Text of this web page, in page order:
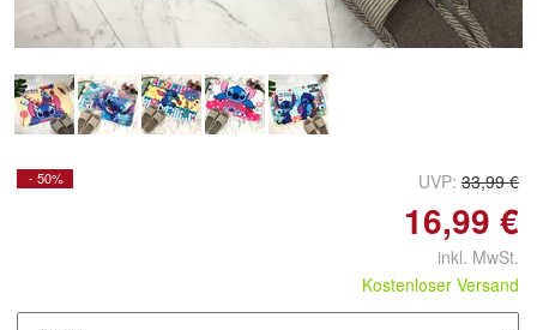
- 50% UVP: 33,99 €
16,99 €
inkl. MwSt.
Kostenloser Versand